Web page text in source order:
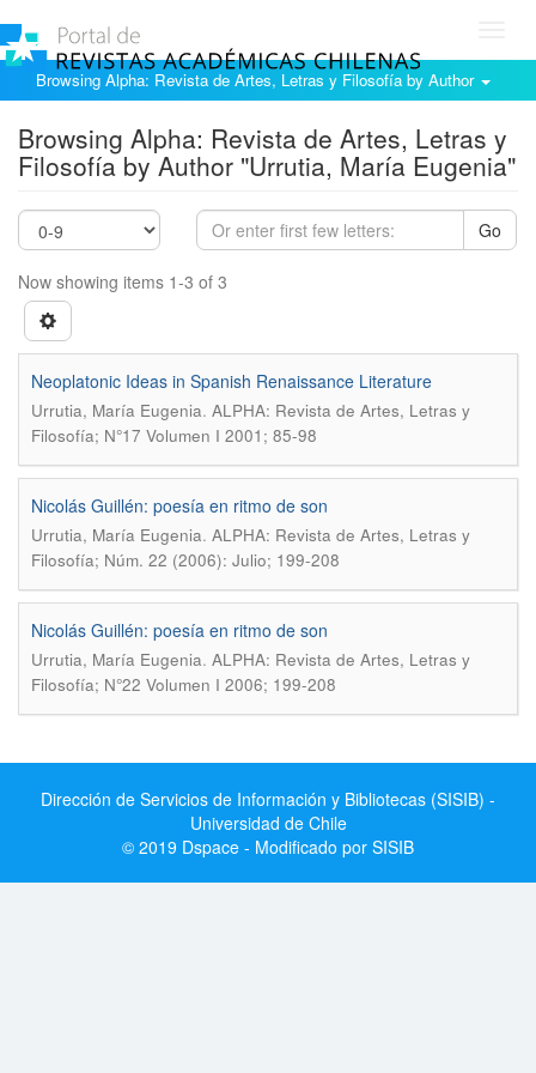
Browsing Alpha: Revista de Artes, Letras y Filosofía by Author
Browsing Alpha: Revista de Artes, Letras y
Filosofía by Author "Urrutia, María Eugenia"
Go
Now showing items 1-3 of 3
Neoplatonic Ideas in Spanish Renaissance Literature
Urrutia, María Eugenia. ALPHA: Revista de Artes, Letras y
Filosofía; N°17 Volumen I 2001; 85-98
Nicolás Guillén: poesía en ritmo de son
Urrutia, María Eugenia. ALPHA: Revista de Artes, Letras y
Filosofía; Núm. 22 (2006): Julio; 199-208
Nicolás Guillén: poesía en ritmo de son
Urrutia, María Eugenia. ALPHA: Revista de Artes, Letras y
Filosofía; N°22 Volumen I 2006; 199-208
Dirección de Servicios de Información y Bibliotecas (SISIB) -
Universidad de Chile
© 2019 Dspace - Modificado por SISIB